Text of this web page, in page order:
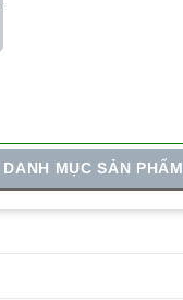
DANH MỤC SẢN PHẨM